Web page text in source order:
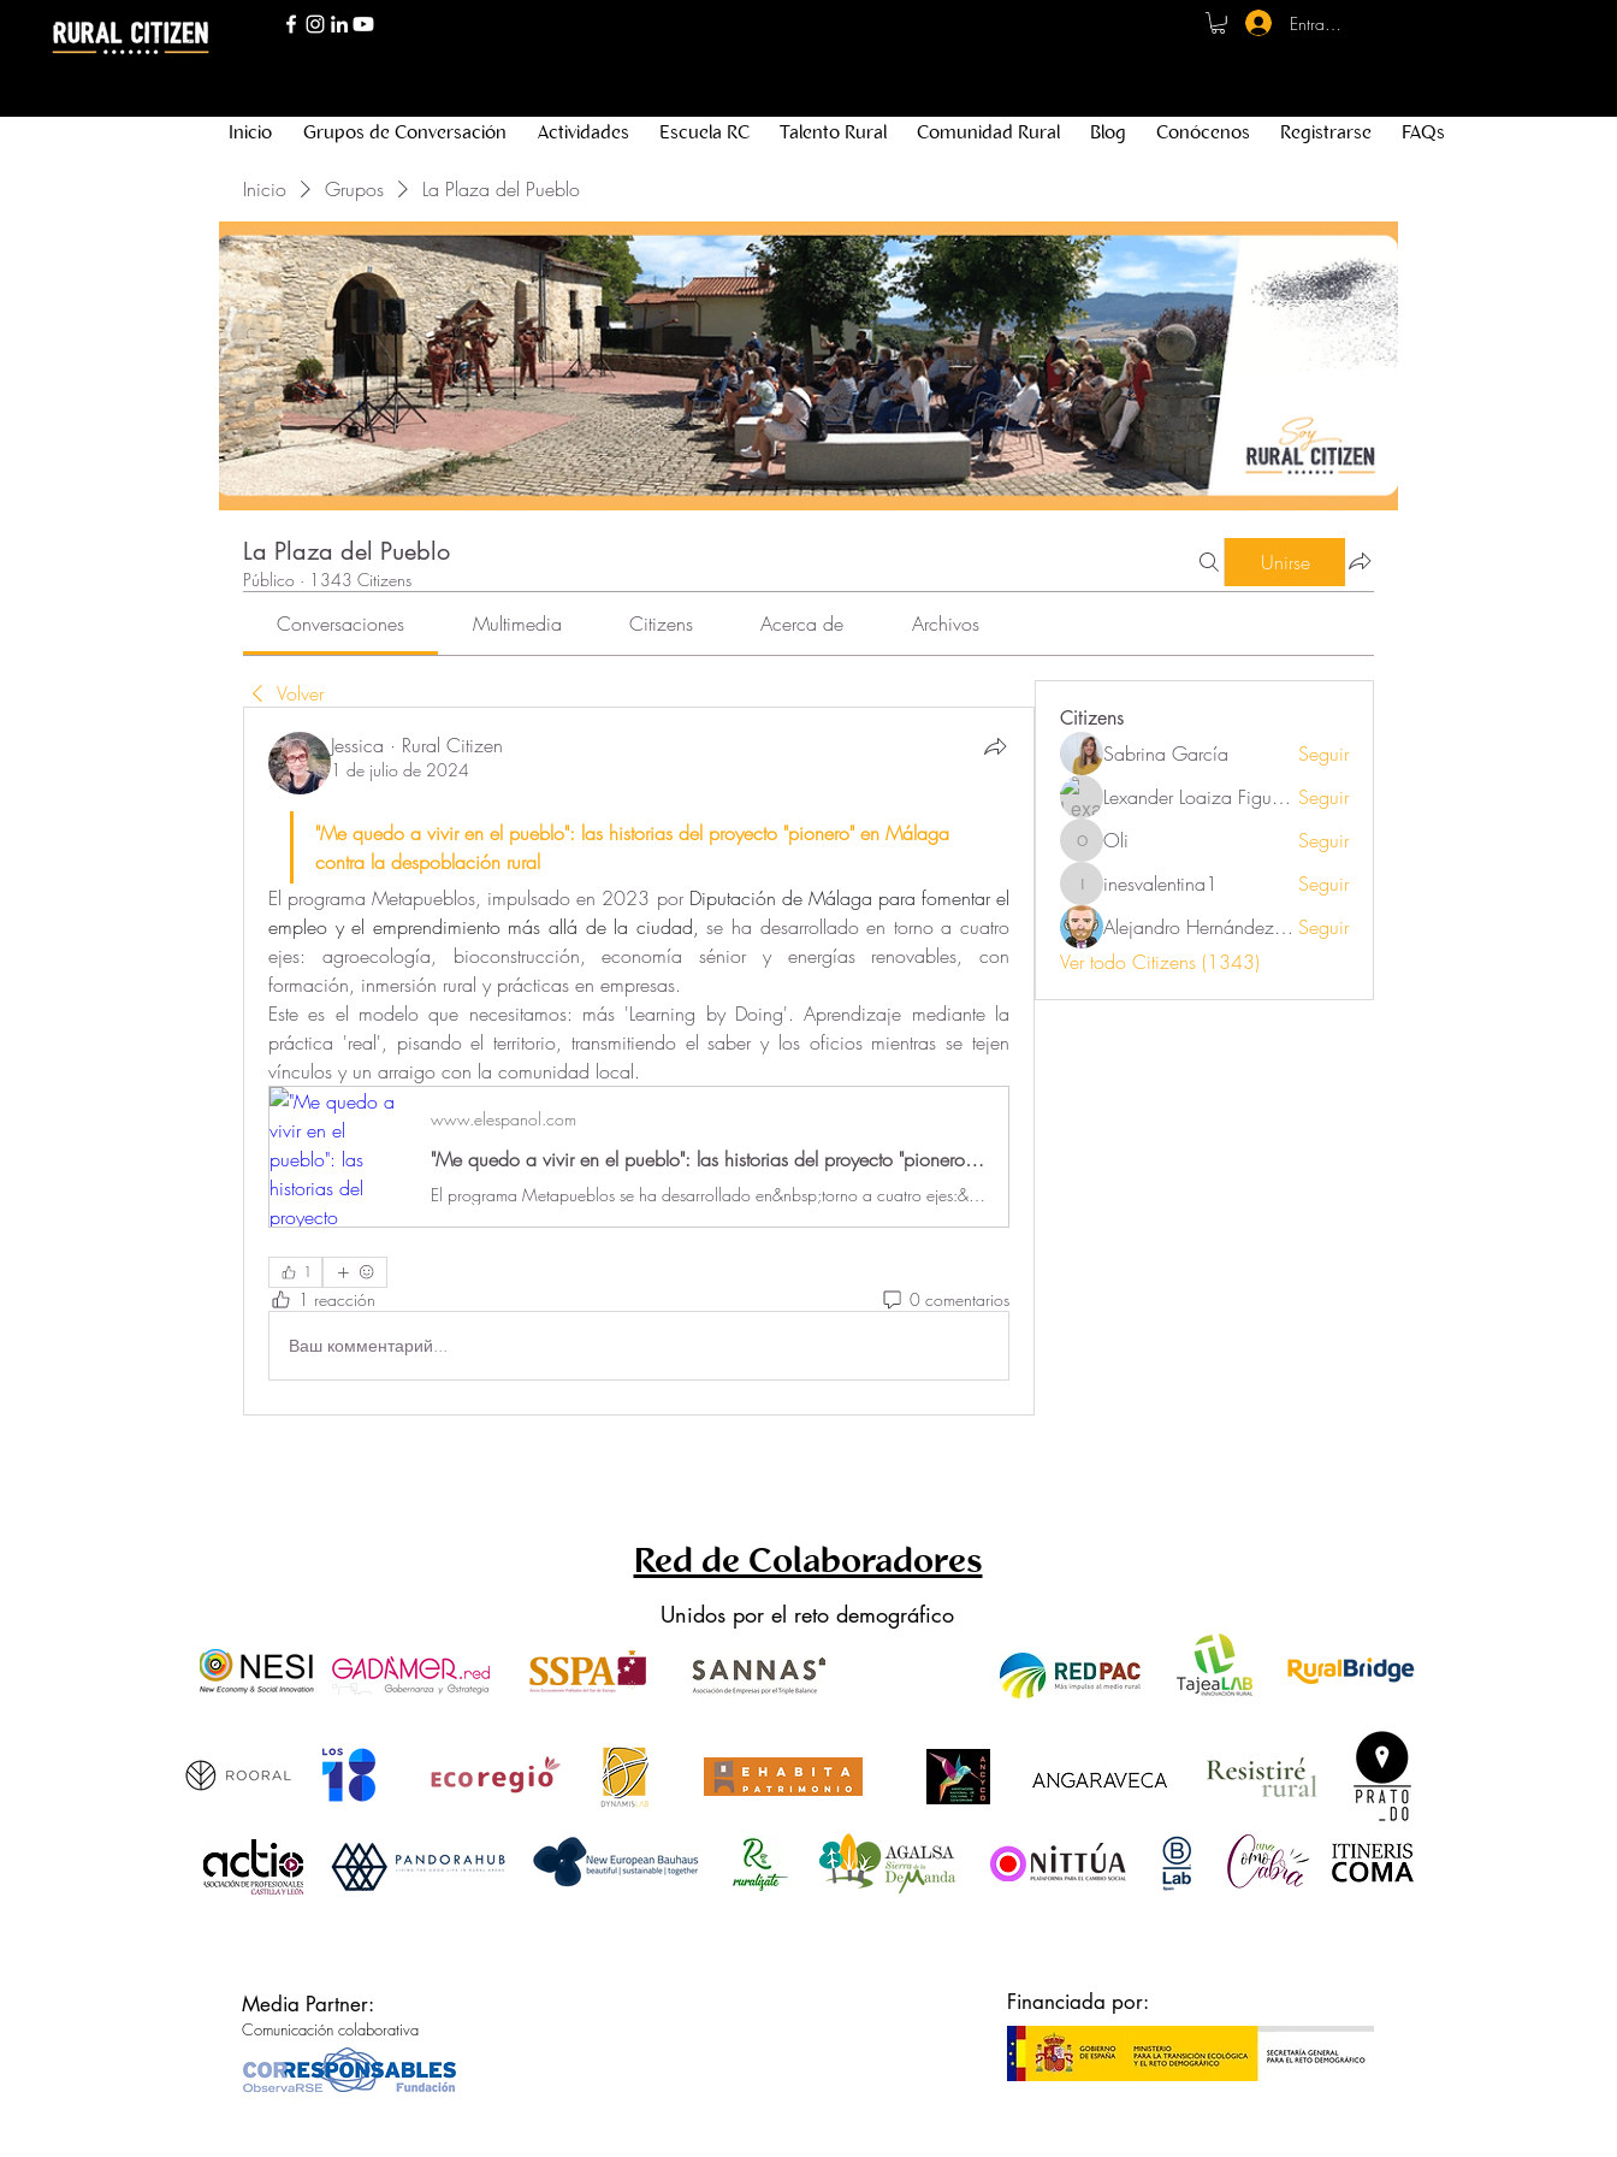
Entrar - Registro
Inicio Grupos de Conversación Actividades Escuela RC Talento Rural Comunidad Rural Blog Conócenos Registrarse FAQs
Inicio Grupos La Plaza del Pueblo
La Plaza del Pueblo
Público · 1343 Citizens
Unirse
Conversaciones Multimedia Citizens Acerca de Archivos
Volver
Jessica · Rural Citizen
1 de julio de 2024
"Me quedo a vivir en el pueblo": las historias del proyecto "pionero" en Málaga
contra la despoblación rural
El programa Metapueblos, impulsado en 2023 por Diputación de Málaga para fomentar el
empleo y el emprendimiento más allá de la ciudad, se ha desarrollado en torno a cuatro
ejes: agroecología, bioconstrucción, economía sénior y energías renovables, con
formación, inmersión rural y prácticas en empresas.
Este es el modelo que necesitamos: más 'Learning by Doing'. Aprendizaje mediante la
práctica 'real', pisando el territorio, transmitiendo el saber y los oficios mientras se tejen
vínculos y un arraigo con la comunidad local.
www.elespanol.com
"Me quedo a vivir en el pueblo": las historias del proyecto "pionero" en Málaga contra la despoblación rural
1
1 reacción 0 comentarios
Ваш комментарий...
Citizens
Sabrina García
Seguir
Lexander Loaiza Figueroa Seguir
Oli Oli Seguir
inesvalentina1
inesvalentina1
Seguir
Alejandro Hernández Renner Seguir
Ver todo Citizens (1343)
Red de Colaboradores
Unidos por el reto demográfico
Media Partner:
Comunicación colaborativa
Financiada por: